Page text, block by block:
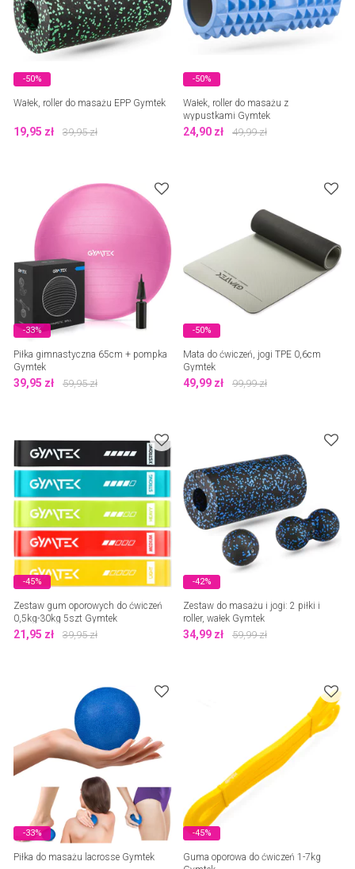
-50%
Wałek, roller do masażu EPP Gymtek
19,95 zł 39,95zł
-50%
Wałek, roller do masażu z
wypustkami Gymtek
24,90 zł 49,99zł
-33%
Piłka gimnastyczna 65cm + pompka
Gymtek
39,95 zł 59,95zł
-50%
Mata do ćwiczeń, jogi TPE 0,6cm
Gymtek
49,99 zł 99,99zł
-45%
Zestaw gum oporowych do ćwiczeń
0,5kg-30kg 5szt Gymtek
21,95 zł 39,95zł
-42%
Zestaw do masażu i jogi: 2 piłki i
roller, wałek Gymtek
34,99 zł 59,99zł
-33%
Piłka do masażu lacrosse Gymtek
-45%
Guma oporowa do ćwiczeń 1-7kg